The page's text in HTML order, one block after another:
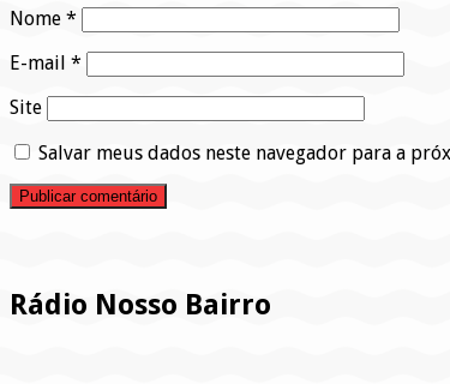
Nome *
E-mail *
Site
Salvar meus dados neste navegador para a
Rádio Nosso Bairro